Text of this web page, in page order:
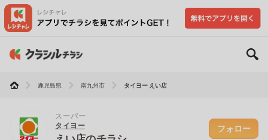
鹿児島県 南九州市 タイヨー えい店
スーパー
タイヨー
フォロー